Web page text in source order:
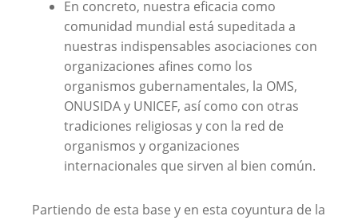
En concreto, nuestra eficacia como
comunidad mundial está supeditada a
nuestras indispensables asociaciones con
organizaciones afines como los
organismos gubernamentales, la OMS,
ONUSIDA y UNICEF, así como con otras
tradiciones religiosas y con la red de
organismos y organizaciones
internacionales que sirven al bien común.
Partiendo de esta base y en esta coyuntura de la